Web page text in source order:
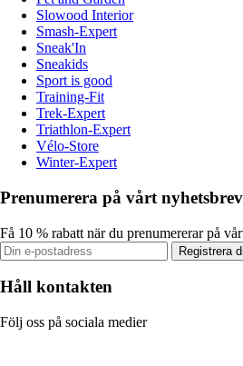
Slowood Interior
Smash-Expert
Sneak'In
Sneakids
Sport is good
Training-Fit
Trek-Expert
Triathlon-Expert
Vélo-Store
Winter-Expert
Prenumerera på vårt nyhetsbrev
Få 10 % rabatt när du prenumererar på
Registrera
Håll kontakten
Följ oss på sociala medier